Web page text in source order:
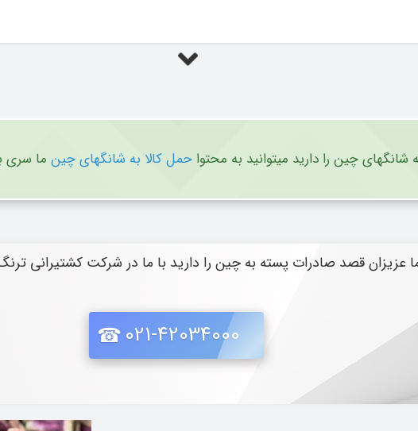
شانگهای چین را دارید میتوانید به محتواحمل کالا به شانگهای چین ما سری
عزیزان قصد صادرات پسته به چین را دارید با ما در شرکت کشتیرانی
021-42034000